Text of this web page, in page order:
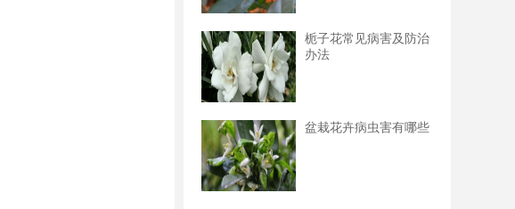
栀子花常见病害及防治
办法
盆栽花卉病虫害有哪些